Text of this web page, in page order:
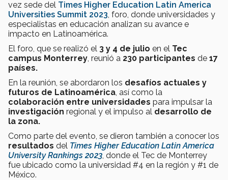
vez sede del Times Higher Education Latin America
Universities Summit 2023 , foro, donde universidades y
especialistas en educación analizan su avance e
impacto en Latinoamérica.
El foro, que se realizó el 3 y 4 de julio en el Tec
campus Monterrey , reunió a 230 participantes de 17
países.
En la reunión, se abordaron los desafíos actuales y
futuros de Latinoamérica , así como la
colaboración entre universidades para impulsar la
investigación regional y el impulso al desarrollo de
la zona.
Como parte del evento, se dieron también a conocer los
resultados del Times Higher Education Latin America
University Rankings 2023 , donde el Tec de Monterrey
fue ubicado como la universidad #4 en la región y #1 de
México.